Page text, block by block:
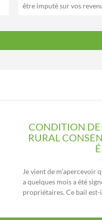
être imputé sur vos
CONDITION
RURAL
Je vient de m'apercevoir
a quelques mois a été
propriétaires. Ce bail